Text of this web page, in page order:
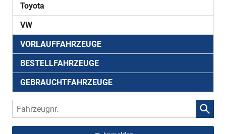
Toyota
VW
VORLAUFFAHRZEUGE
BESTELLFAHRZEUGE
GEBRAUCHTFAHRZEUGE
Fahrzeugnr.